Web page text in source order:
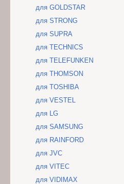
для GOLDSTAR
для STRONG
для SUPRA
для TECHNICS
для TELEFUNKEN
для THOMSON
для TOSHIBA
для VESTEL
для LG
для SAMSUNG
для RAINFORD
для JVC
для VITEC
для VIDIMAX